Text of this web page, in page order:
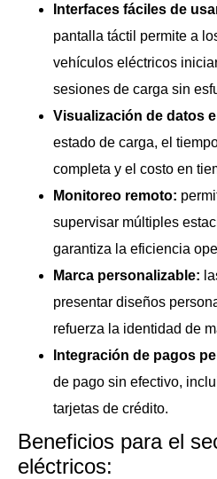
Interfaces fáciles de
pantalla táctil permite a
vehículos eléctricos
sesiones de carga sin
Visualización de datos
estado de carga, el
completa y el costo en
Monitoreo remoto:
supervisar múltiples
garantiza la eficiencia
Marca personalizable:
presentar diseños
refuerza la identidad de
Integración de pagos
de pago sin efectivo,
tarjetas de crédito.
Beneficios para el
eléctricos: